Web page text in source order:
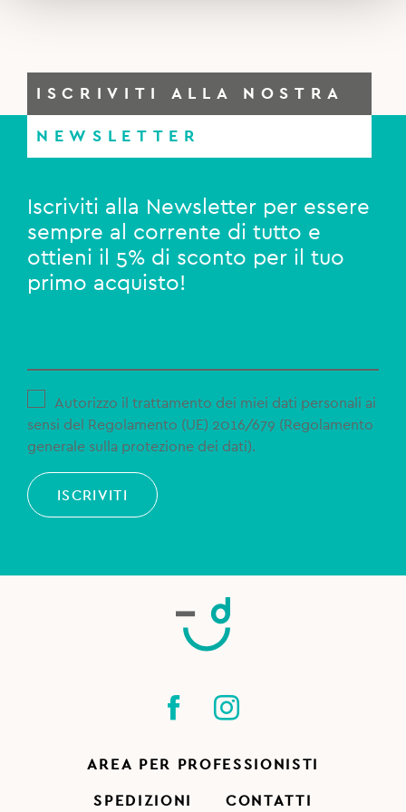
ISCRIVITI ALLA NOSTRA
NEWSLETTER
Iscriviti alla Newsletter per essere
sempre al corrente di tutto e
ottieni il 5% di sconto per il tuo
primo acquisto!
Autorizzo il trattamento dei miei dati personali ai
sensi del Regolamento (UE) 2016/679 (Regolamento
generale sulla protezione dei dati).
ISCRIVITI
AREA PER PROFESSIONISTI
SPEDIZIONI CONTATTI